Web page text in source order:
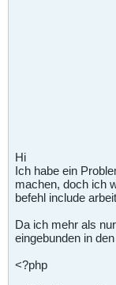
Hi
Ich habe ein
machen, doch ich
befehl include
Da ich mehr als
eingebunden in
<?php